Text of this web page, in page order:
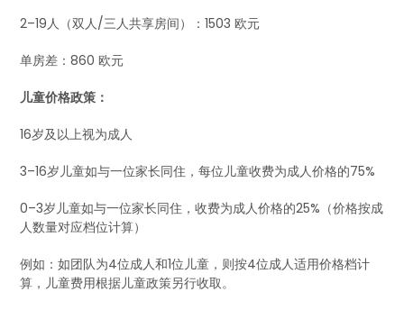
2–19人（双人/三人共享房间）：1503 欧元
单房差：860 欧元
儿童价格政策：
16岁及以上视为成人
3–16岁儿童如与一位家长同住，每位儿童收费为成人价格的75%
0–3岁儿童如与一位家长同住，收费为成人价格的25%（价格按成
人数量对应档位计算）
例如：如团队为4位成人和1位儿童，则按4位成人适用价格档计
算，儿童费用根据儿童政策另行收取。